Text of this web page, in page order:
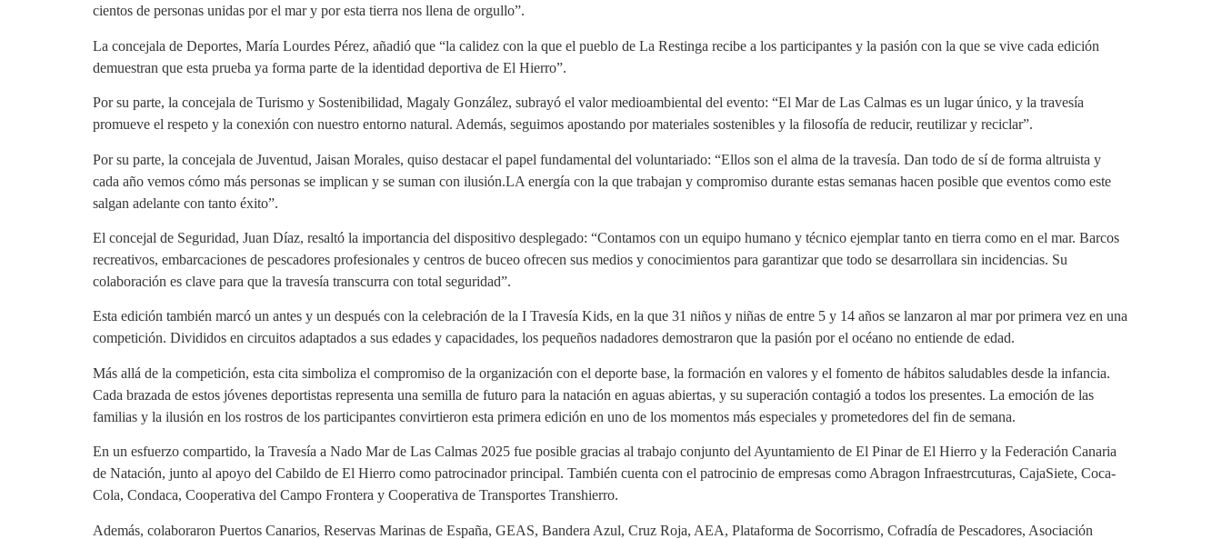
cientos de personas unidas por el mar y por esta tierra nos llena de orgullo”.
La concejala de Deportes, María Lourdes Pérez, añadió que “la calidez con la que el pueblo de La Restinga recibe a los participantes y la pasión con la que se vive cada edición
demuestran que esta prueba ya forma parte de la identidad deportiva de El Hierro”.
Por su parte, la concejala de Turismo y Sostenibilidad, Magaly González, subrayó el valor medioambiental del evento: “El Mar de Las Calmas es un lugar único, y la travesía
promueve el respeto y la conexión con nuestro entorno natural. Además, seguimos apostando por materiales sostenibles y la filosofía de reducir, reutilizar y reciclar”.
Por su parte, la concejala de Juventud, Jaisan Morales, quiso destacar el papel fundamental del voluntariado: “Ellos son el alma de la travesía. Dan todo de sí de forma altruista y
cada año vemos cómo más personas se implican y se suman con ilusión.LA energía con la que trabajan y compromiso durante estas semanas hacen posible que eventos como este
salgan adelante con tanto éxito”.
El concejal de Seguridad, Juan Díaz, resaltó la importancia del dispositivo desplegado: “Contamos con un equipo humano y técnico ejemplar tanto en tierra como en el mar. Barcos
recreativos, embarcaciones de pescadores profesionales y centros de buceo ofrecen sus medios y conocimientos para garantizar que todo se desarrollara sin incidencias. Su
colaboración es clave para que la travesía transcurra con total seguridad”.
Esta edición también marcó un antes y un después con la celebración de la I Travesía Kids, en la que 31 niños y niñas de entre 5 y 14 años se lanzaron al mar por primera vez en una
competición. Divididos en circuitos adaptados a sus edades y capacidades, los pequeños nadadores demostraron que la pasión por el océano no entiende de edad.
Más allá de la competición, esta cita simboliza el compromiso de la organización con el deporte base, la formación en valores y el fomento de hábitos saludables desde la infancia.
Cada brazada de estos jóvenes deportistas representa una semilla de futuro para la natación en aguas abiertas, y su superación contagió a todos los presentes. La emoción de las
familias y la ilusión en los rostros de los participantes convirtieron esta primera edición en uno de los momentos más especiales y prometedores del fin de semana.
En un esfuerzo compartido, la Travesía a Nado Mar de Las Calmas 2025 fue posible gracias al trabajo conjunto del Ayuntamiento de El Pinar de El Hierro y la Federación Canaria
de Natación, junto al apoyo del Cabildo de El Hierro como patrocinador principal. También cuenta con el patrocinio de empresas como Abragon Infraestrcuturas, CajaSiete, Coca-
Cola, Condaca, Cooperativa del Campo Frontera y Cooperativa de Transportes Transhierro.
Además, colaboraron Puertos Canarios, Reservas Marinas de España, GEAS, Bandera Azul, Cruz Roja, AEA, Plataforma de Socorrismo, Cofradía de Pescadores, Asociación